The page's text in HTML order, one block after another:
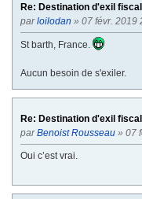
Re: Destination d'exil
parloilodan » 07 févr. 2019
St barth, France.
Aucun besoin de s'exiler.
Re: Destination d'exil
parBenoist Rousseau » 07
Oui c’est vrai.